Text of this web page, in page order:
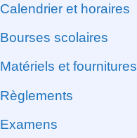
Calendrier et horaires
Bourses scolaires
Matériels et fournitures
Règlements
Examens